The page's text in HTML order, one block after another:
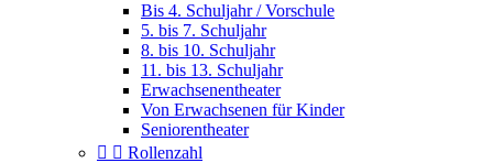
Bis 4. Schuljahr / Vorschule
5. bis 7. Schuljahr
8. bis 10. Schuljahr
11. bis 13. Schuljahr
Erwachsenentheater
Von Erwachsenen für Kinder
Seniorentheater
  Rollenzahl